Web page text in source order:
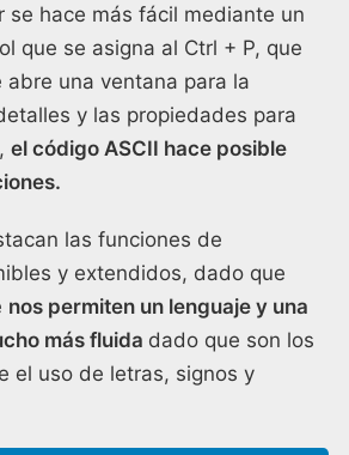
se hace más fácil mediante un
que se asigna al Ctrl + P, que
una ventana para la
y las propiedades para
el código ASCII hace posible
las funciones de
y extendidos, dado que
nos permiten un lenguaje y una
más fluida dado que son los
el uso de letras, signos y